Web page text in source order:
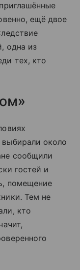
ещё двое
одна из
тех, кто
около
сообщили
гостей и
помещение
Тем не
кто